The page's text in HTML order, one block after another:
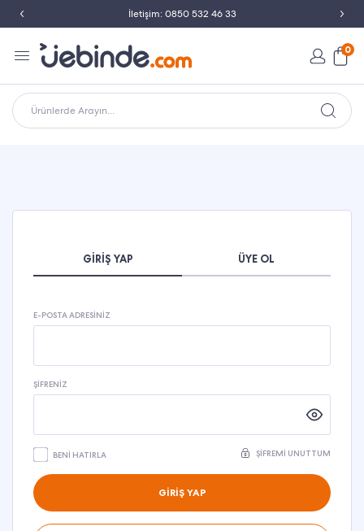
İletişim: 0850 532 46 33
0
Ürünlerde Arayın...
GIRIŞ YAP ÜYE OL
E-POSTA ADRESINIZ
ŞIFRENIZ
BENI HATIRLA ŞIFREMI UNUTTUM
GİRİŞ YAP